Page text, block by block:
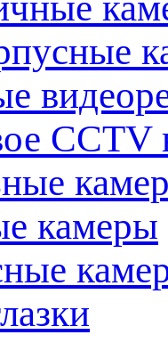
CCTV
камеры